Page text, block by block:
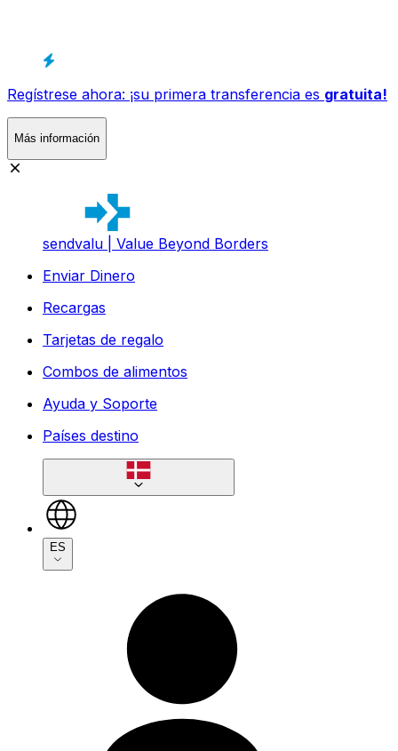
Regístrese ahora: ¡su primera transferencia es gratuita!
Más información
sendvalu | Value Beyond Borders
Enviar Dinero
Recargas
Tarjetas de regalo
Combos de alimentos
Ayuda y Soporte
Países destino
ES